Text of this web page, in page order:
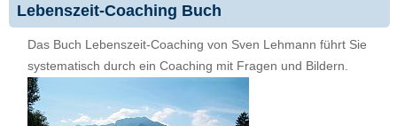
Lebenszeit-Coaching Buch
Das Buch Lebenszeit-Coaching von Sven Lehmann führt Sie
systematisch durch ein Coaching mit Fragen und Bildern.